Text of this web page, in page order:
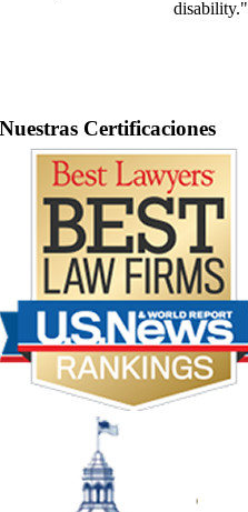
disability."
Nuestras Certificaciones